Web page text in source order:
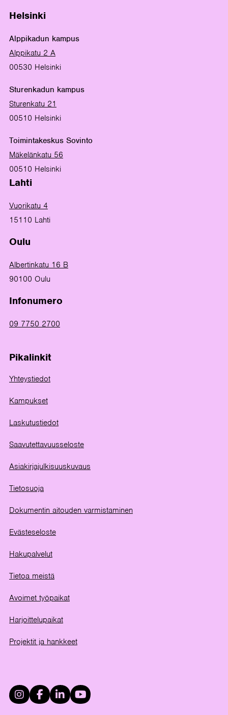
Helsinki
Alppikadun kampus
Alppikatu 2 A
00530 Helsinki
Sturenkadun kampus
Sturenkatu 21
00510 Helsinki
Toimintakeskus Sovinto
Mäkelänkatu 56
00510 Helsinki
Lahti
Vuorikatu 4
15110 Lahti
Oulu
Albertinkatu 16 B
90100 Oulu
Infonumero
09 7750 2700
Pikalinkit
Yhteystiedot
Kampukset
Laskutustiedot
Saavutettavuusseloste
Asiakirjajulkisuuskuvaus
Tietosuoja
Dokumentin aitouden varmistaminen
Evästeseloste
Hakupalvelut
Tietoa meistä
Avoimet työpaikat
Harjoittelupaikat
Projektit ja hankkeet